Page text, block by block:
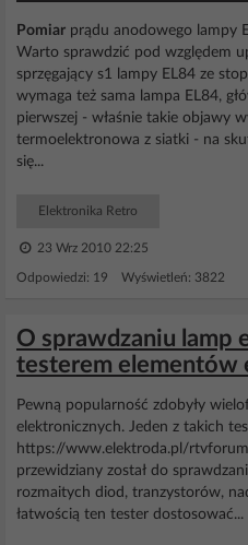
Pomiar prądu anodowego lampy
Warto sprawdzić pod względem
sprzęgający s1 lampy EL84 ze
wymaga też sama lampa EL84,
pierwszej - właśnie takie objawy
termoelektronowa z siatki - na
się...
Elektronika Retro
23 Wrz 2010 22:25
Odpowiedzi: 19 Wyświetleń: 3822
O sprawdzaniu lamp
testerem elementów
Pewną popularność zdobyły
elektronicznych. Jeden z takich
https://www.elektroda.pl/
przewidziany został do
rozmaitych diod, tranzystorów,
łatwością ten tester dostosować...